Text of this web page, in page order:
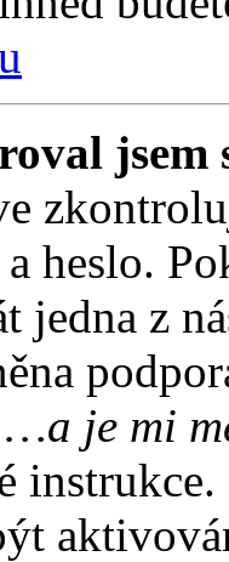
jsem
heslo.
jedna z
…a je mi